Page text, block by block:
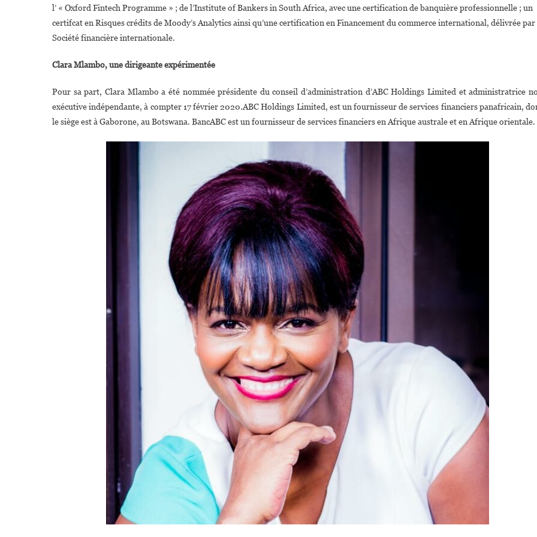
l’ « Oxford Fintech Programme » ; de l’Institute of Bankers in South Africa, avec une certification de banquière professionnelle ; un
certifcat en Risques crédits de Moody’s Analytics ainsi qu’une certification en Financement du commerce international, délivrée par
Société financière internationale.
Clara Mlambo, une dirigeante expérimentée
Pour sa part, Clara Mlambo a été nommée présidente du conseil d’administration d’ABC Holdings Limited et administratrice
exécutive indépendante, à compter 17 février 2020.ABC Holdings Limited, est un fournisseur de services financiers panafricain,
le siège est à Gaborone, au Botswana. BancABC est un fournisseur de services financiers en Afrique australe et en Afrique orientale.